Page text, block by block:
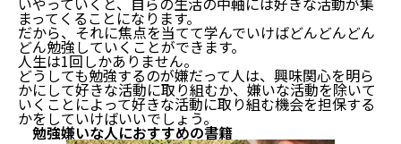
まってくることになります。
だから、それに焦点を当てて学んでいけばどんどんどん
どん勉強していくことができます。
人生は1回しかありません。
どうしても勉強するのが嫌だって人は、興味関心を明ら
かにして好きな活動に取り組むか、嫌いな活動を除いて
いくことによって好きな活動に取り組む機会を担保する
かをしていけばいいでしょう。
勉強嫌いな人におすすめの書籍